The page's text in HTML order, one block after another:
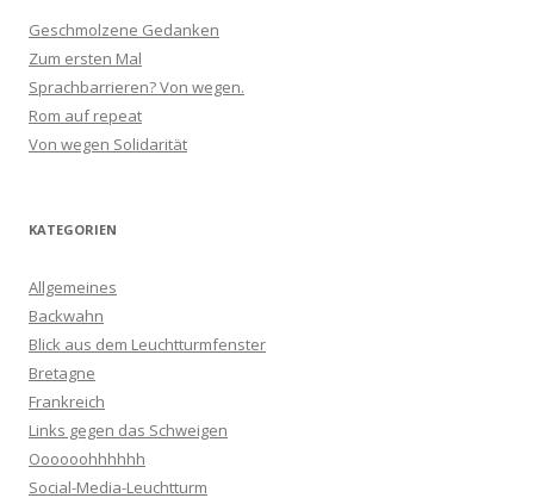
Geschmolzene Gedanken
Zum ersten Mal
Sprachbarrieren? Von wegen.
Rom auf repeat
Von wegen Solidarität
KATEGORIEN
Allgemeines
Backwahn
Blick aus dem Leuchtturmfenster
Bretagne
Frankreich
Links gegen das Schweigen
Oooooohhhhhh
Social-Media-Leuchtturm